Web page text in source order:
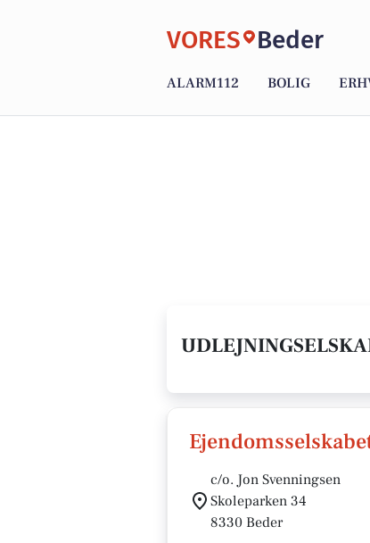
VORES Beder
ALARM112 BOLIG
c/o. Jon Svenningsen
Skoleparken 34
8330 Beder